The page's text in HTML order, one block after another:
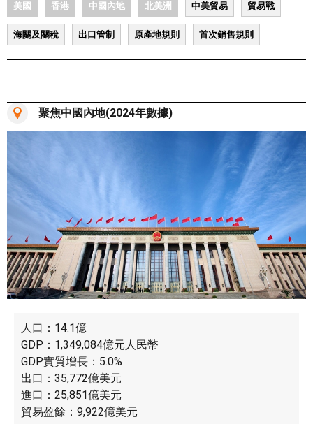
美國 香港 中國內地 北美洲 中美貿易 貿易戰
海關及關稅 出口管制 原產地規則 首次銷售規則
聚焦中國內地(2024年數據)
人口：14.1億
GDP：1,349,084億元人民幣
GDP實質增長：5.0%
出口：35,772億美元
進口：25,851億美元
貿易盈餘：9,922億美元